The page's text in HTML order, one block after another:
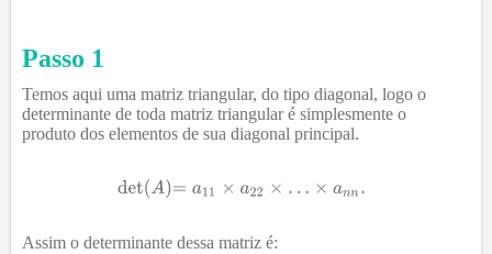
Passo 1
Temos aqui uma matriz triangular, do tipo diagonal, logo o
determinante de toda matriz triangular é simplesmente o
produto dos elementos de sua diagonal principal.
Assim o determinante dessa matriz é: